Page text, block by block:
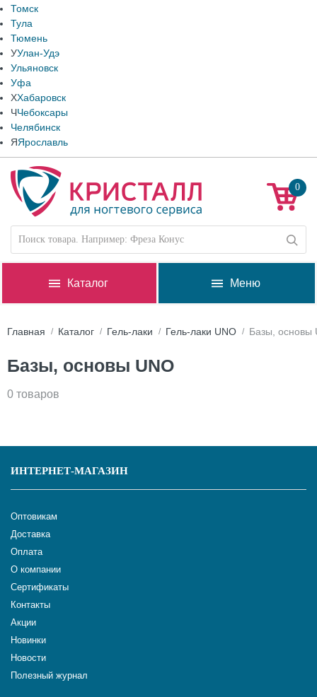
Томск
Тула
Тюмень
УУлан-Удэ
Ульяновск
Уфа
ХХабаровск
ЧЧебоксары
Челябинск
ЯЯрославль
0
Каталог Меню
Главная Каталог Гель-лаки Гель-лаки UNO Базы, основы
Базы, основы UNO
0 товаров
ИНТЕРНЕТ-МАГАЗИН
Оптовикам
Доставка
Оплата
О компании
Сертификаты
Контакты
Акции
Новинки
Новости
Полезный журнал